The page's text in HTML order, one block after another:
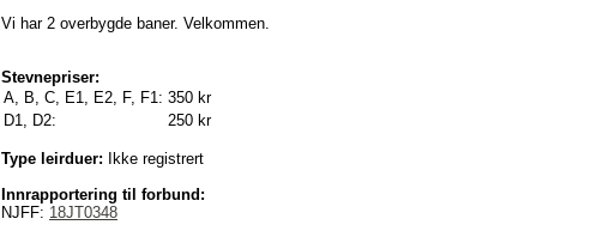
Vi har 2 overbygde baner. Velkommen.
Stevnepriser:
A, B, C, E1, E2, F, F1: 350 kr
D1, D2:
250 kr
Type leirduer: Ikke registrert
Innrapportering til forbund:
NJFF: 18JT0348